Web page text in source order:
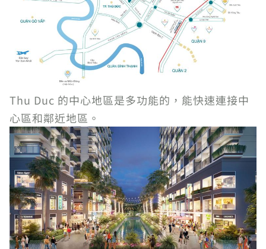
Thu Duc 的中心地區是多功能的，能快速連接中
心區和鄰近地區。